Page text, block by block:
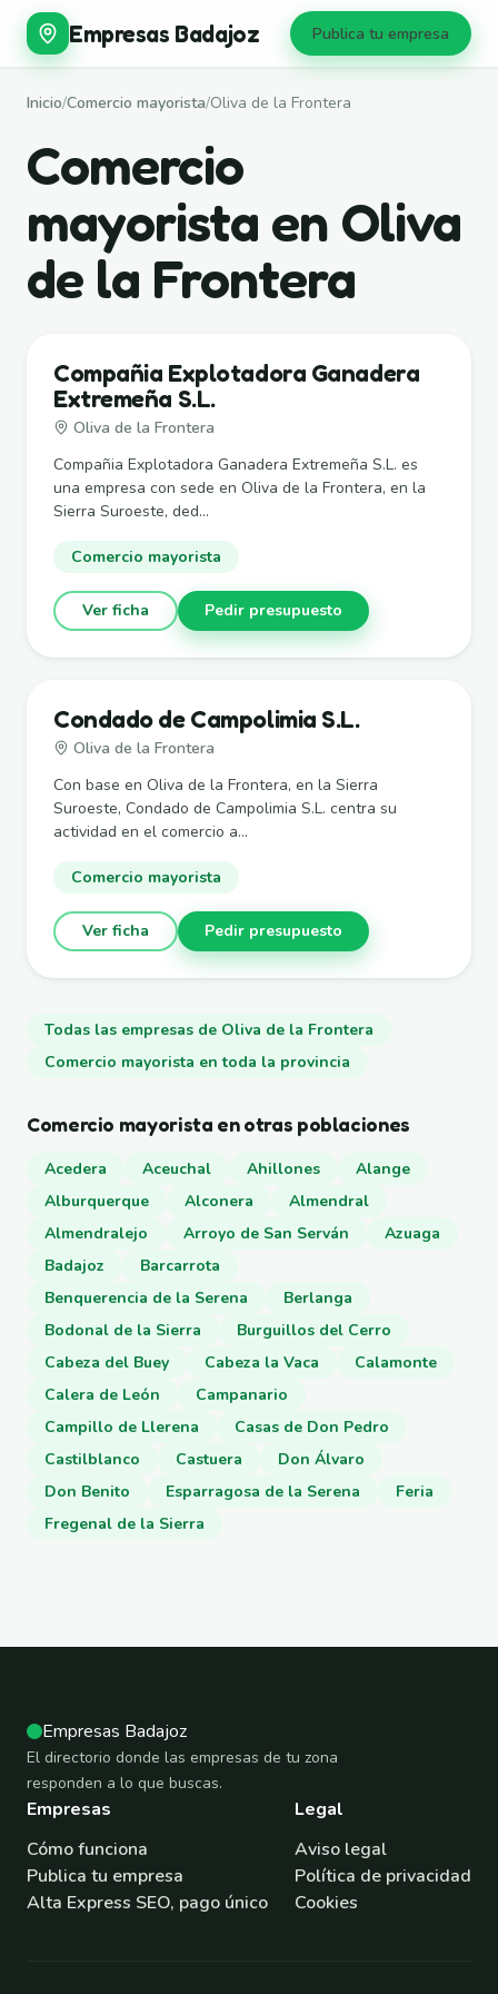
Empresas Badajoz Publica tu empresa
Inicio/Comercio mayorista/Oliva de la Frontera
Comercio
mayorista en Oliva
de la Frontera
Compañia Explotadora Ganadera
Extremeña S.L.
Oliva de la Frontera
Compañia Explotadora Ganadera Extremeña S.L. es
una empresa con sede en Oliva de la Frontera, en la
Sierra Suroeste, ded...
Comercio mayorista
Ver ficha Pedir presupuesto
Condado de Campolimia S.L.
Oliva de la Frontera
Con base en Oliva de la Frontera, en la Sierra
Suroeste, Condado de Campolimia S.L. centra su
actividad en el comercio a...
Comercio mayorista
Ver ficha Pedir presupuesto
Todas las empresas de Oliva de la Frontera
Comercio mayorista en toda la provincia
Comercio mayorista en otras poblaciones
Acedera Aceuchal Ahillones
Alange
Alburquerque
Alconera
Almendral
Almendralejo
Arroyo de San Serván
Azuaga
Badajoz
Barcarrota
Benquerencia de la Serena
Berlanga
Bodonal de la Sierra
Burguillos del Cerro
Cabeza del Buey
Cabeza la Vaca
Calamonte
Calera de León
Campanario
Campillo de Llerena
Casas de Don Pedro
Castilblanco
Castuera
Don Álvaro
Don Benito
Esparragosa de la Serena
Feria
Fregenal de la Sierra
Empresas Badajoz
El directorio donde las empresas de tu zona
responden a lo que buscas.
Empresas
Cómo funciona
Publica tu empresa
Alta Express SEO, pago único
Legal
Aviso legal
Política de privacidad
Cookies